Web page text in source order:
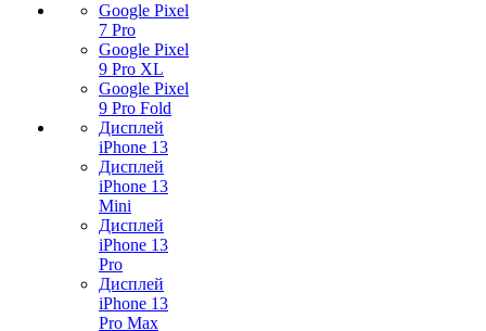
Google Pixel
7 Pro
Google Pixel
9 Pro XL
Google Pixel
9 Pro Fold
Дисплей
iPhone 13
Дисплей
iPhone 13
Mini
Дисплей
iPhone 13
Pro
Дисплей
iPhone 13
Pro Max